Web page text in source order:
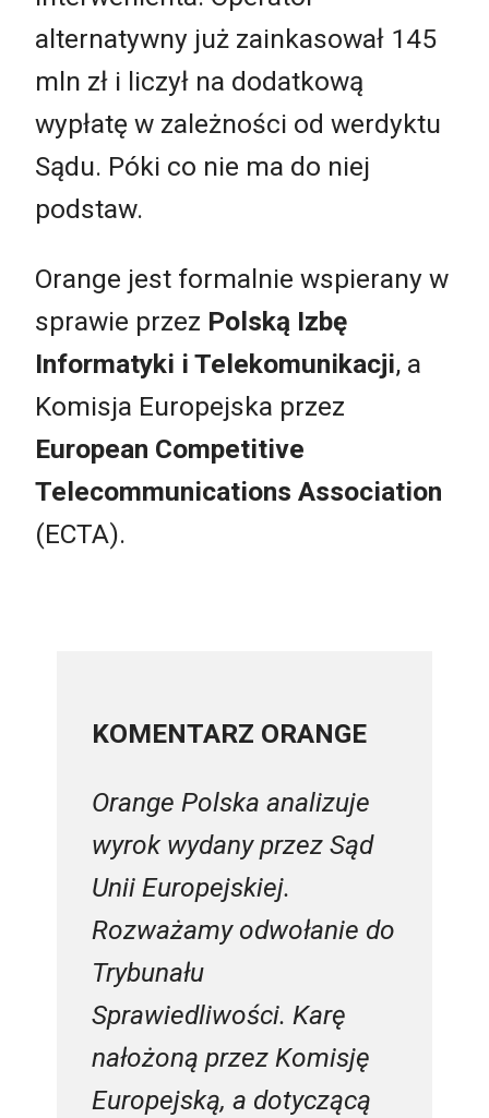
alternatywny już zainkasował 145
mln zł i liczył na dodatkową
wypłatę w zależności od werdyktu
Sądu. Póki co nie ma do niej
podstaw.
Orange jest formalnie wspierany w
sprawie przez Polską Izbę
Informatyki i Telekomunikacji, a
Komisja Europejska przez
European Competitive
Telecommunications Association
(ECTA).
KOMENTARZ ORANGE
Orange Polska analizuje
wyrok wydany przez Sąd
Unii Europejskiej.
Rozważamy odwołanie do
Trybunału
Sprawiedliwości. Karę
nałożoną przez Komisję
Europejską, a dotyczącą